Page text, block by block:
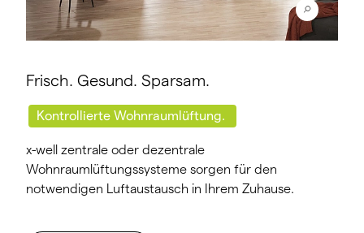
Frisch. Gesund. Sparsam.
Kontrollierte Wohnraumlüftung.
x-well zentrale oder dezentrale
Wohnraumlüftungssysteme sorgen für den
notwendigen Luftaustausch in Ihrem Zuhause.